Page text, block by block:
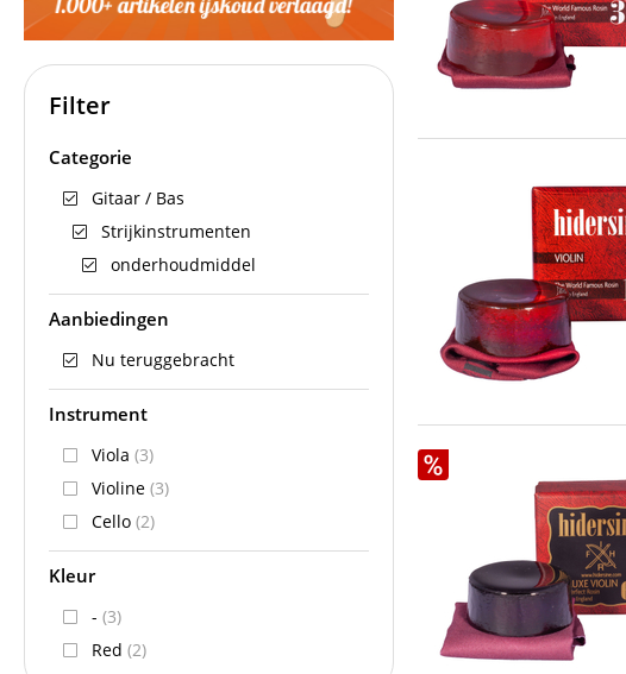
Filter
Categorie
Gitaar / Bas
Strijkinstrumenten
onderhoudmiddel
Aanbiedingen
Nu teruggebracht
Instrument
Viola (3)
Violine (3)
Cello (2)
Kleur
- (3)
Red (2)